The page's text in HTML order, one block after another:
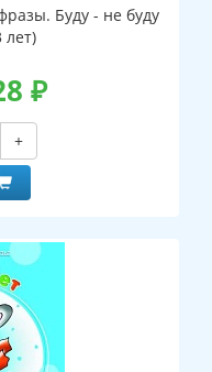
Буду - не буду
лет)
₽
+